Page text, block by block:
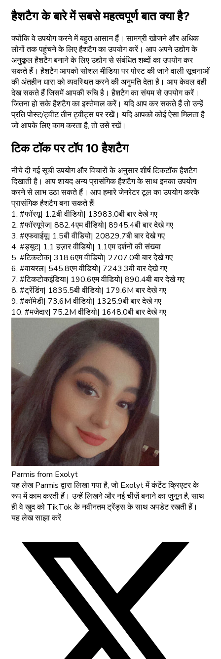
हैशटैग के बारे में सबसे महत्वपूर्ण बात क्या है?
क्योंकि वे उपयोग करने में बहुत आसान हैं। सामग्री खोजने और अधिक
लोगों तक पहुंचने के लिए हैशटैग का उपयोग करें। आप अपने उद्योग के
अनुकूल हैशटैग बनाने के लिए उद्योग से संबंधित शब्दों का उपयोग कर
सकते हैं। हैशटैग आपको सोशल मीडिया पर पोस्ट की जाने वाली सूचनाओं
की अंतहीन धारा को व्यवस्थित करने की अनुमति देता है। आप केवल वही
देख सकते हैं जिसमें आपकी रुचि है। हैशटैग का संयम से उपयोग करें।
जितना हो सके हैशटैग का इस्तेमाल करें। यदि आप कर सकते हैं तो उन्हें
प्रति पोस्ट/ट्वीट तीन ट्वीट्स पर रखें। यदि आपको कोई ऐसा मिलता है
जो आपके लिए काम करता है, तो उसे रखें।
टिक टॉक पर टॉप 10 हैशटैग
नीचे दी गई सूची उपयोग और विचारों के अनुसार शीर्ष टिकटॉक हैशटैग
दिखाती है। आप शायद अन्य प्रासंगिक हैशटैग के साथ इनका उपयोग
करने से लाभ उठा सकते हैं। आप हमारे जेनरेटर टूल का उपयोग करके
प्रासंगिक हैशटैग बना सकते हैं!
1. #फॉरयू| 1.2बी वीडियो| 13983.0बी बार देखे गए
2. #फॉरयूपेज| 882.4एम वीडियो| 8945.4बी बार देखे गए
3. #एफवाईयू| 1.5बी वीडियो| 20829.7बी बार देखे गए
4. #ड्यूट| 1.1 हज़ार वीडियो| 1.1एम दर्शनों की संख्या
5. #टिकटोक| 318.6एम वीडियो| 2707.0बी बार देखे गए
6. #वायरल| 545.8एम वीडियो| 7243.3बी बार देखे गए
7. #टिकटोकइंडिया| 190.6एम वीडियो| 890.4बी बार देखे गए
8. #ट्रेंडिंग| 1835.5बी वीडियो| 179.6M बार देखे गए
9. #कॉमेडी| 73.6M वीडियो| 1325.9बी बार देखे गए
10. #मजेदार| 75.2M वीडियो| 1648.0बी बार देखे गए
Parmis from Exolyt
यह लेख Parmis द्वारा लिखा गया है, जो Exolyt में कंटेंट क्रिएटर के
रूप में काम करती हैं। उन्हें लिखने और नई चीज़ें बनाने का जुनून है, साथ
ही वे खुद को TikTok के नवीनतम ट्रेंड्स के साथ अपडेट रखती हैं।
यह लेख साझा करें